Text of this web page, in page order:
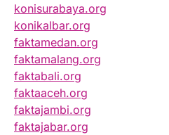
konisurabaya.org
konikalbar.org
faktamedan.org
faktamalang.org
faktabali.org
faktaaceh.org
faktajambi.org
faktajabar.org